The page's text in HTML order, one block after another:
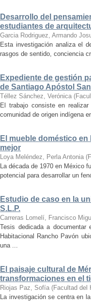
Desarrollo del
estudiantes de
Garcia Rodriguez, Armando
Esta investigación analiza el
rasgos de sentido, conciencia
Expediente de gestión
de Santiago Apóstol
Téllez Sánchez, Verónica (
El trabajo consiste en
comunidad de origen indígena
El mueble doméstico
mejor
Loya Meléndez, Perla Antonia (
La década de 1970 en México
potencial para desarrollar un
Estudio de caso en la
S.L.P.
Carreras Lomelí, Francisco
Tesis dedicada a
Habitacional Rancho Pavón
una ...
El paisaje cultural de
transformaciones en el
Riojas Paz, Sofía (Facultad del
La investigación se centra en